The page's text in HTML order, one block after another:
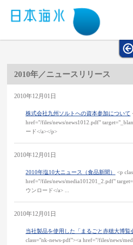
2010年／ニュースリリース
2010年12月01日
株式会社九州ソルトへの資本参加について
href="/files/news/news1012.pdf"
ード</a></p>
2010年12月01日
2010年塩10大ニュース（食品新聞）
<p
href="/files/news/media101201_2.pdf"
ウンロード</a> ...
2010年12月01日
当社製品を使用した「まるごと赤穂大博覧
class="nk-news-pdf"><a href="/files/news/